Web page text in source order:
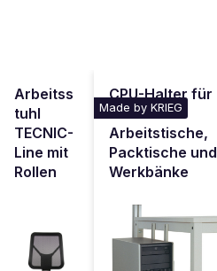
Arbeitss
tuhl
TECNIC-
Line mit
Rollen
Made by KRIEG
CPU-Halter für
alle
Arbeitstische,
Packtische und
Werkbänke